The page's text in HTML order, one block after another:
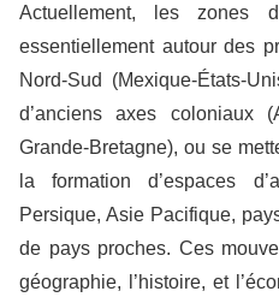
Actuellement, les zones
essentiellement autour des
Nord-Sud (Mexique-États-
d’anciens axes coloniaux
Grande-Bretagne), ou se
la formation d’espaces
Persique, Asie Pacifique,
de pays proches. Ces
géographie, l’histoire, et